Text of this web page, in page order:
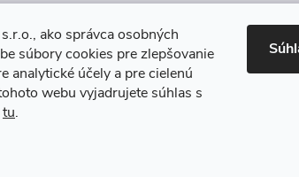
ako správca osobných
súbory cookies pre zlepšovanie
analytické účely a pre cielenú
webu vyjadrujete súhlas s
tu.